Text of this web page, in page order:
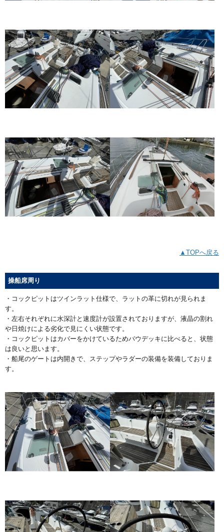
▲TOPへ戻る
操船席周り
・コックピットはツインラット仕様で、ラットの革に切れが見られま
す。
・左右それぞれに水深計と速度計が設置されておりますが、液晶の割れ
や日焼けによる劣化で見にくい状態です。
・コックピットはカバーをかけているためバウデッキに比べると、状態
は良いと思います。
・船尾のゲートは内開きで、ステップやラダーの装備を装備しておりま
す。